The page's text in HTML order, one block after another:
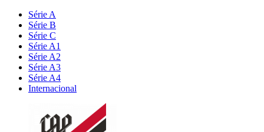
Série A
Série B
Série C
Série A1
Série A2
Série A3
Série A4
Internacional